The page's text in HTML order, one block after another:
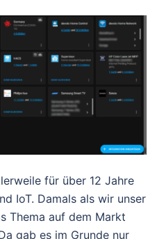
für über 12 Jahre
IoT. Damals als wir unser
Thema auf dem Markt
gab es im Grunde nur